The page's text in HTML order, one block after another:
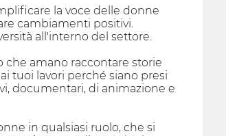
la voce delle donne
cambiamenti positivi.
all'interno del settore.
che amano raccontare storie
tuoi lavori perché siano presi
documentari, di animazione e
in qualsiasi ruolo, che si